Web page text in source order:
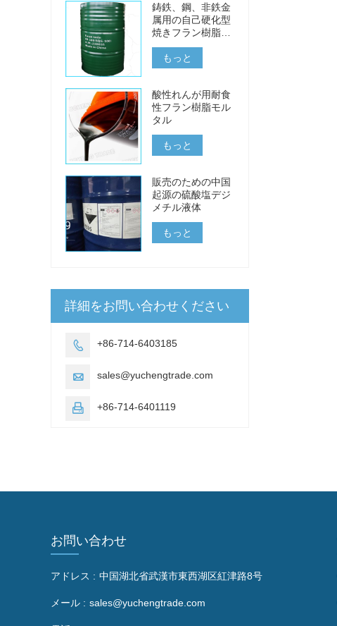
鋳鉄、鋼、非鉄金
属用の自己硬化型
焼きフラン樹脂な
し
もっと
酸性れんが用耐食
性フラン樹脂モル
タル
もっと
販売のための中国
起源の硫酸塩デジ
メチル液体
もっと
詳細をお問い合わせください
 +86-714-6403185
 sales@yuchengtrade.com
 +86-714-6401119
お問い合わせ
アドレス : 中国湖北省武漢市東西湖区紅津路8号
メール : sales@yuchengtrade.com